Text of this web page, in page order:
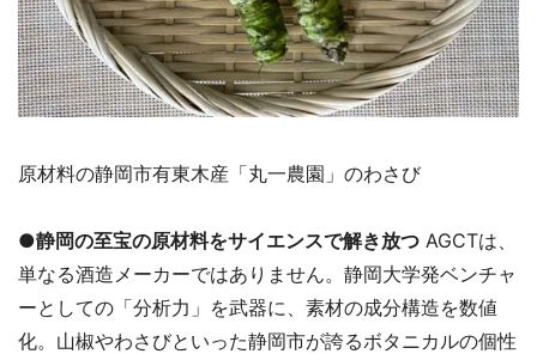
原材料の静岡市有東木産「丸一農園」のわさび
●静岡の至宝の原材料をサイエンスで解き放つ AGCTは、
単なる酒造メーカーではありません。静岡大学発ベンチャ
ーとしての「分析力」を武器に、素材の成分構造を数値
化。山椒やわさびといった静岡市が誇るボタニカルの個性